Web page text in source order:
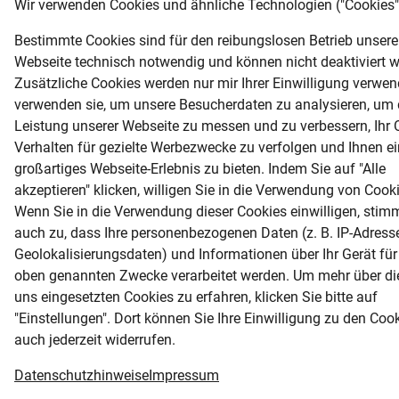
40/SV 40 mm
23-T iTRONIC 23 mm
23 iTRONIC 23 mm
30 iTRONIC 30 mm
40 iTRONIC 40 mm
40 iTRONIC-V 40 mm
vordisponiert
Wir verwenden Cookies und ähnliche Technologien
Bestimmte Cookies sind für den reibungslosen Betrieb
Webseite technisch notwendig und können nicht deaktiviert
Zusätzliche Cookies werden nur mir Ihrer Einwilligung
verwenden sie, um unsere Besucherdaten zu analysieren, um
Leistung unserer Webseite zu messen und zu verbessern, Ihr
Verhalten für gezielte Werbezwecke zu verfolgen und Ihnen
großartiges Webseite-Erlebnis zu bieten. Indem Sie auf "Alle
akzeptieren" klicken, willigen Sie in die Verwendung von
Wenn Sie in die Verwendung dieser Cookies einwilligen,
auch zu, dass Ihre personenbezogenen Daten (z. B. IP-
Geolokalisierungsdaten) und Informationen über Ihr Gerät
oben genannten Zwecke verarbeitet werden. Um mehr über
uns eingesetzten Cookies zu erfahren, klicken Sie bitte auf
"Einstellungen". Dort können Sie Ihre Einwilligung zu den
auch jederzeit widerrufen.
DatenschutzhinweiseImpressum